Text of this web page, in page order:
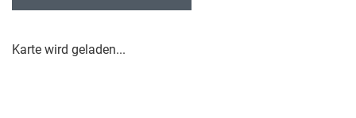
Karte wird geladen...